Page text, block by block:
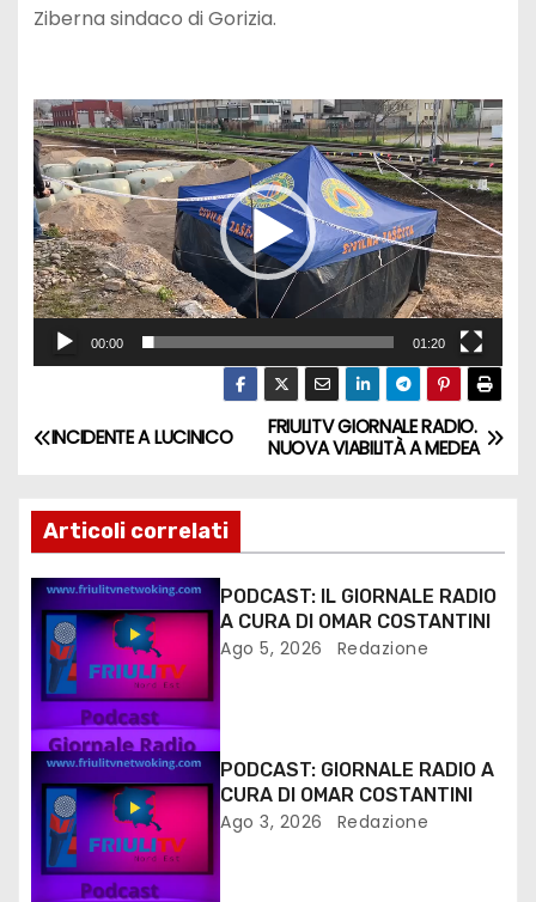
Ziberna sindaco di Gorizia.
V
i
d
e
o
P
l
r
00:00 01:20
FRIULITV GIORNALE RADIO.
NUOVA VIABILITÀ A MEDEA
INCIDENTE A LUCINICO
Articoli correlati
PODCAST: IL GIORNALE RADIO
A CURA DI OMAR COSTANTINI
Ago 5, 2026 Redazione
PODCAST: GIORNALE RADIO A
CURA DI OMAR COSTANTINI
Ago 3, 2026 Redazione